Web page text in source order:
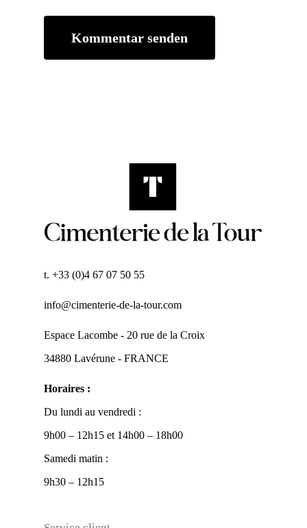
t. +33 (0)4 67 07 50 55
info@cimenterie-de-la-tour.com
Espace Lacombe - 20 rue de la Croix
34880 Lavérune - FRANCE
Horaires :
Du lundi au vendredi :
9h00 – 12h15 et 14h00 – 18h00
Samedi matin :
9h30 – 12h15